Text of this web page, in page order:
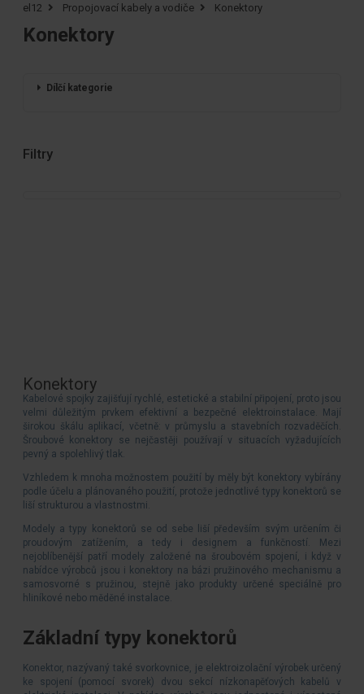
el12 Propojovací kabely a vodiče Konektory
Konektory
Dílčí kategorie
Filtry
Konektory
Kabelové spojky zajišťují rychlé, estetické a stabilní připojení, proto jsou
velmi důležitým prvkem efektivní a bezpečné elektroinstalace. Mají
širokou škálu aplikací, včetně: v průmyslu a stavebních rozvaděčích.
Šroubové konektory se nejčastěji používají v situacích vyžadujících
pevný a spolehlivý tlak.
Vzhledem k mnoha možnostem použití by měly být konektory vybírány
podle účelu a plánovaného použití, protože jednotlivé typy konektorů se
liší strukturou a vlastnostmi.
Modely a typy konektorů se od sebe liší především svým určením či
proudovým zatížením, a tedy i designem a funkčností. Mezi
nejoblíbenější patří modely založené na šroubovém spojení, i když v
nabídce výrobců jsou i konektory na bázi pružinového mechanismu a
samosvorné s pružinou, stejně jako produkty určené speciálně pro
hliníkové nebo měděné instalace.
Základní typy konektorů
Konektor, nazývaný také svorkovnice, je elektroizolační výrobek určený
ke spojení (pomocí svorek) dvou sekcí nízkonapěťových kabelů v